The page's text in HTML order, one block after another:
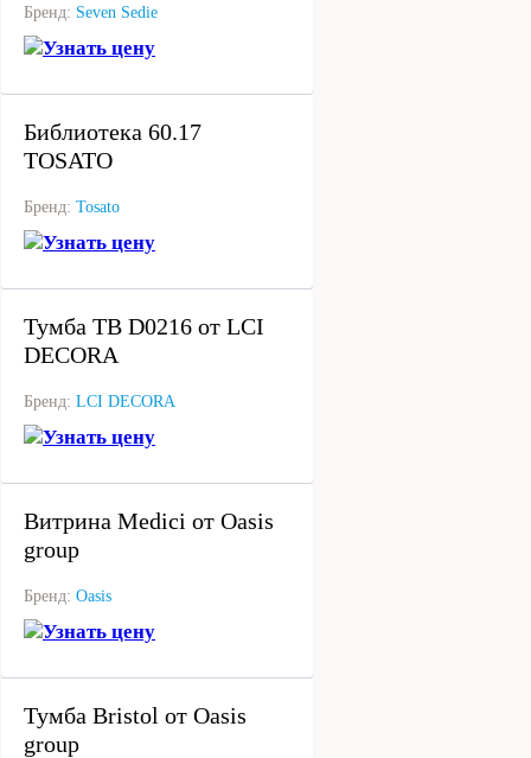
Бренд: Seven Sedie
Узнать цену
Библиотека 60.17
TOSATO
Бренд: Tosato
Узнать цену
Тумба ТВ D0216 от LCI
DECORA
Бренд: LCI DECORA
Узнать цену
Витрина Medici от Oasis
group
Бренд: Oasis
Узнать цену
Тумба Bristol от Oasis
group